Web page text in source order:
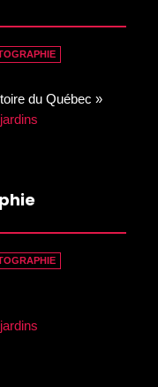
du Québec »